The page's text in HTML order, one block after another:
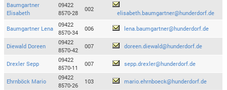
Baumgartner
Elisabeth
09422
8570-28
002
elisabeth.baumgartner@hunderdorf.de
Baumgartner Lena
09422
8570-34
006 lena.baumgartner@hunderdorf.de
Diewald Doreen
09422
8570-42
007 doreen.diewald@hunderdorf.de
Drexler Sepp
09422
8570-11
007 sepp.drexler@hunderdorf.de
Ehrnböck Mario
09422
8570-26
103 mario.ehrnboeck@hunderdorf.de